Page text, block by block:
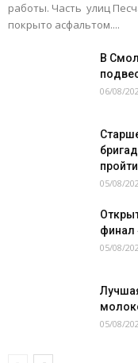
работы. Часть улиц
покрыто асфальтом....
В
06/08/
05/08/
финал
05/08/
05/08/